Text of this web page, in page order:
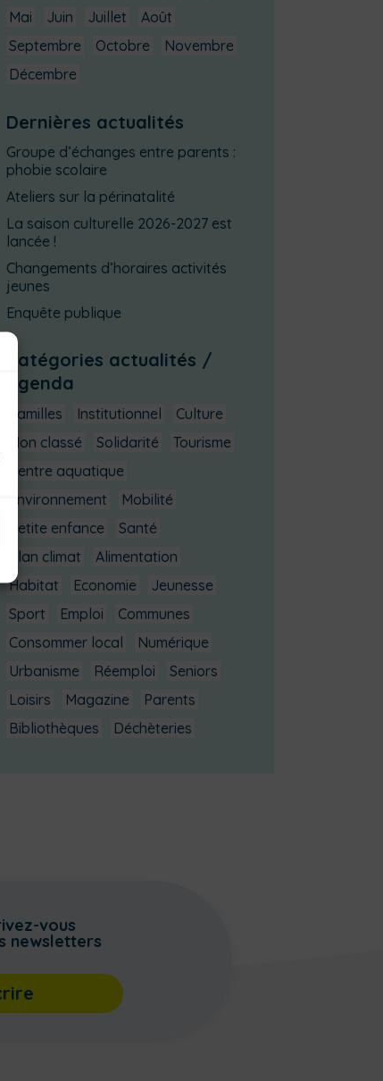
Mai
Juin Juillet
Août
Septembre
Octobre
Novembre
Décembre
Dernières actualités
Groupe d’échanges entre parents :
phobie scolaire
Ateliers sur la périnatalité
La saison culturelle 2026-2027 est
lancée !
Changements d’horaires activités
jeunes
Enquête publique
Catégories actualités /
agenda
Familles Institutionnel
Culture
Non classé
Solidarité
Tourisme
Centre aquatique
Environnement
Mobilité
Petite enfance
Santé
Plan climat
Alimentation
Habitat
Economie
Jeunesse
Sport
Emploi
Communes
Consommer local
Numérique
Urbanisme
Réemploi
Seniors
Loisirs
Magazine
Parents
Bibliothèques
Déchèteries
vous
newsletters